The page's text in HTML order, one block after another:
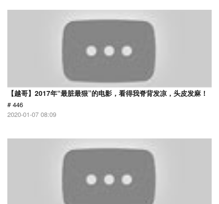
【越哥】2017年“最脏最狠”的电影，看得我脊背发凉，头皮发麻！
# 446
2020-01-07 08:09